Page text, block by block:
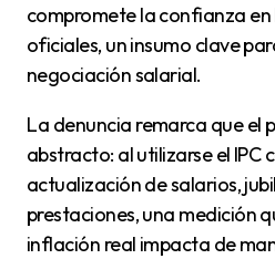
compromete la confianza
oficiales, un insumo clave
negociación salarial.
La denuncia remarca que el perjuicio no es
abstracto: al utilizarse el IPC
actualización de salarios,
prestaciones, una medición
inflación real impacta de